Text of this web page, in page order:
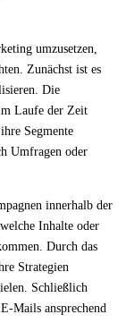
umzusetzen,
Zunächst ist es
Die
Laufe der Zeit
Segmente
Umfragen oder
innerhalb der
Inhalte oder
Durch das
Strategien
Schließlich
Mails ansprechend